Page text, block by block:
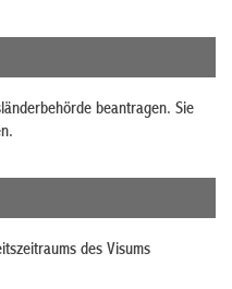
beantragen. Sie
des Visums